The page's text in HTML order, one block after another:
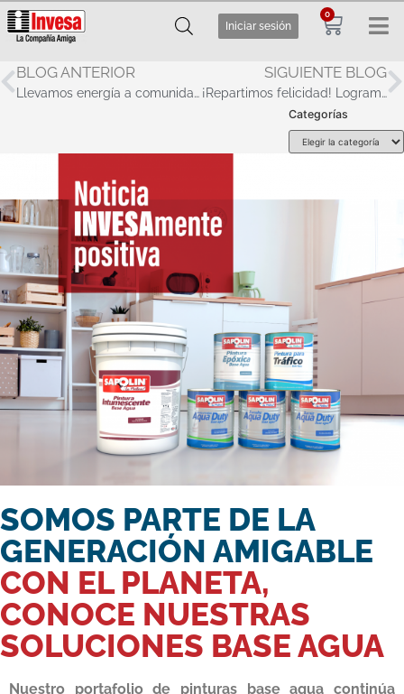
Iniciar sesión
0
BLOG ANTERIOR
Llevamos energía a comunidades de difícil acceso con más de 500 postes en PRFV
SIGUIENTE BLOG
¡Repartimos felicidad! Logramos brindar más de 400 regalos en nombre de Invesa
Categorías
SOMOS PARTE DE LA
GENERACIÓN AMIGABLE
CON EL PLANETA,
CONOCE NUESTRAS
SOLUCIONES BASE AGUA
Nuestro portafolio de pinturas base agua continúa